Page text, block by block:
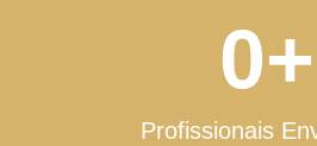
Profissionais
0+